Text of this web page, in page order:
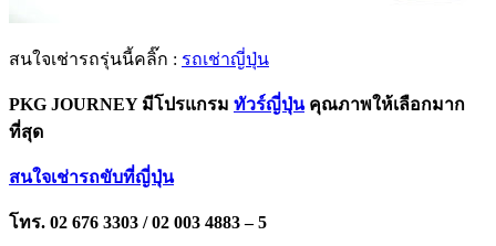
สนใจเช่ารถรุ่นนี้คลิ๊ก : รถเช่าญี่ปุ่น
PKG JOURNEY มีโปรแกรม ทัวร์ญี่ปุ่นคุณภาพให้เลือกมาก
ที่สุด
สนใจเช่ารถขับที่ญี่ปุ่น
โทร. 02 676 3303 / 02 003 4883 – 5